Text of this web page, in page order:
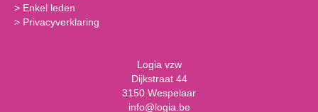
> Enkel leden
> Privacyverklaring
Logia vzw
Dijkstraat 44
3150 Wespelaar
info@logia.be